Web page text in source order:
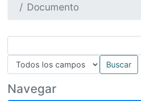
Documento
Navegar